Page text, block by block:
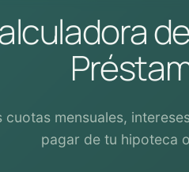
cuotas mensuales,
pagar de tu hipoteca